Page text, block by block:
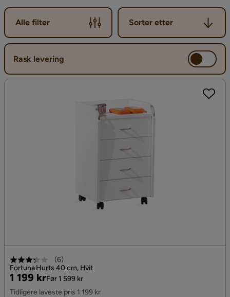
Alle filter
Sorter etter
Sorter etter
Rask levering
(6)
Fortuna Hurts 40 cm, Hvit
Pris
1 199 kr
Original
Pris
Før 1 599 kr
Tidligere laveste pris 1 199 kr